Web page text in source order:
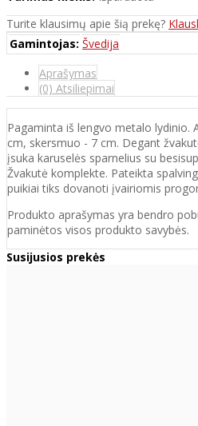
Turite klausimų apie šią prekę?
Gamintojas: Švedija
Aprašymas
(0) Atsiliepimai
Pagaminta iš lengvo metalo lydinio.
cm, skersmuo - 7 cm. Degant
įsuka karuselės sparnelius su
Žvakutė komplekte. Pateikta
puikiai tiks dovanoti įvairiomis
Produkto aprašymas yra bendro
paminėtos visos produkto savybės.
Susijusios prekės